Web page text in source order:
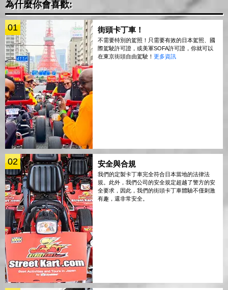
為什麼你會喜歡:
01 街頭卡丁車！
不需要特別的駕照！只需要有效的日本駕照、國
際駕駛許可證，或美軍SOFA許可證，你就可以
在東京街頭自由駕駛！ 更多資訊
02 安全與合規
我們的定製卡丁車完全符合日本當地的法律法
規。此外，我們公司的安全規定超越了警方的安
全要求，因此，我們的街頭卡丁車體驗不僅刺激
有趣，還非常安全。